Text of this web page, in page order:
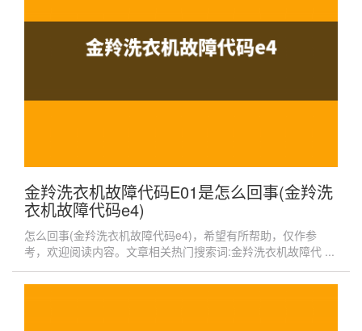
金羚洗衣机故障代码E01是怎么回事(金羚洗
衣机故障代码e4)
怎么回事(金羚洗衣机故障代码e4)，希望有所帮助，仅作参
考，欢迎阅读内容。文章相关热门搜索词:金羚洗衣机故障代 ...